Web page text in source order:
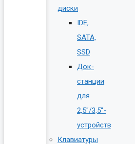
диски
IDE,
SATA,
SSD
Док-
станции
для
2,5″/3,5″-
устройств
Клавиатуры